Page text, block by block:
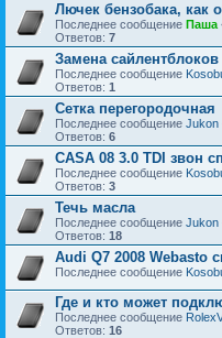
Лючек бензобака, как
Последнее сообщение Паша
Ответов: 7
Замена
Последнее сообщение
Ответов: 1
Сетка перегородочная
Последнее сообщение Jukon
Ответов: 6
CASA 08 3.0 TDI звон
Последнее сообщение
Ответов: 3
Течь масла
Последнее сообщение Jukon
Ответов: 18
Audi Q7 2008 Webasto
Последнее сообщение
Где и кто может
Последнее сообщение
Ответов: 16